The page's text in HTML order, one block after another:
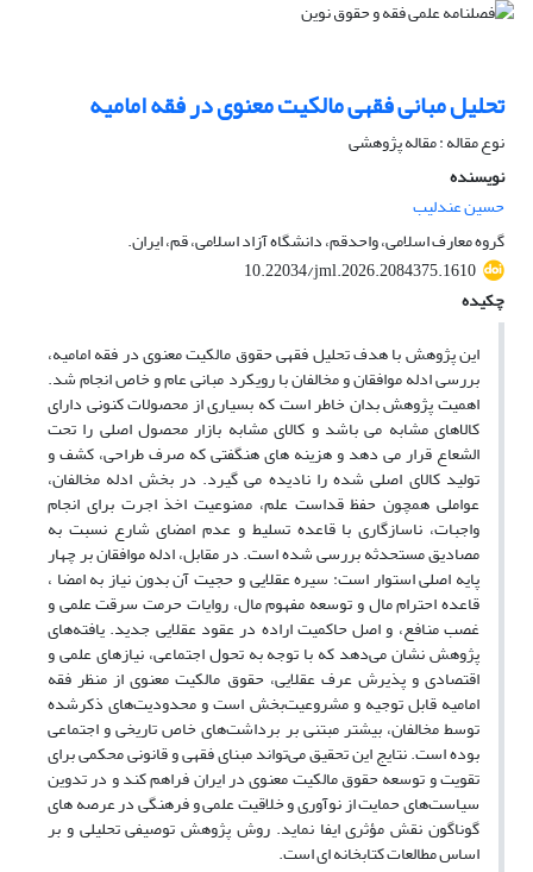
تحلیل مبانی فقهی مالکیت معنوی در فقه امامیه
نوع مقاله : مقاله پژوهشی
نویسنده
حسین عندلیب
گروه معارف اسلامی، واحدقم، دانشگاه آزاد اسلامی، قم، ایران.
10.22034/jml.2026.2084375.1610
چکیده
این پژوهش با هدف تحلیل فقهی حقوق مالکیت معنوی در فقه امامیه،
بررسی ادله موافقان و مخالفان با رویکرد مبانی عام و خاص انجام شد.
اهمیت پژوهش بدان خاطر است که بسیاری از محصولات کنونی دارای
کالاهای مشابه می باشد و کالای مشابه بازار محصول اصلی را تحت
الشعاع قرار می دهد و هزینه های هنگفتی که صرف طراحی، کشف و
تولید کالای اصلی شده را نادیده می گیرد. در بخش ادله مخالفان،
عواملی همچون حفظ قداست علم، ممنوعیت اخذ اجرت برای انجام
واجبات، ناسازگاری با قاعده تسلیط و عدم امضای شارع نسبت به
مصادیق مستحدثه بررسی شده است. در مقابل، ادله موافقان بر چهار
پایه اصلی استوار است: سیره عقلایی و حجیت آن بدون نیاز به امضا ،
قاعده احترام مال و توسعه مفهوم مال، روایات حرمت سرقت علمی و
غصب منافع، و اصل حاکمیت اراده در عقود عقلایی جدید. یافته‌های
پژوهش نشان می‌دهد که با توجه به تحول اجتماعی، نیازهای علمی و
اقتصادی و پذیرش عرف عقلایی، حقوق مالکیت معنوی از منظر فقه
امامیه قابل توجیه و مشروعیت‌بخش است و محدودیت‌های ذکرشده
توسط مخالفان، بیشتر مبتنی بر برداشت‌های خاص تاریخی و اجتماعی
بوده است. نتایج این تحقیق می‌تواند مبنای فقهی و قانونی محکمی برای
تقویت و توسعه حقوق مالکیت معنوی در ایران فراهم کند و در تدوین
سیاست‌های حمایت از نوآوری و خلاقیت علمی و فرهنگی در عرصه های
گوناگون نقش مؤثری ایفا نماید. روش پژوهش توصیفی تحلیلی و بر
اساس مطالعات کتابخانه ای است.